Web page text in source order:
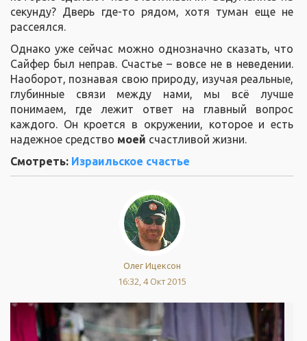
секунду? Дверь где-то рядом, хотя туман еще не
рассеялся.
Однако уже сейчас можно однозначно сказать, что
Сайфер был неправ. Счастье – вовсе не в неведении.
Наоборот, познавая свою природу, изучая реальные,
глубинные связи между нами, мы всё лучше
понимаем, где лежит ответ на главный вопрос
каждого. Он кроется в окружении, которое и есть
надежное средство моей счастливой жизни.
Смотреть: Израильское счастье
Олег Ицексон
16:32, 4 Окт 2015